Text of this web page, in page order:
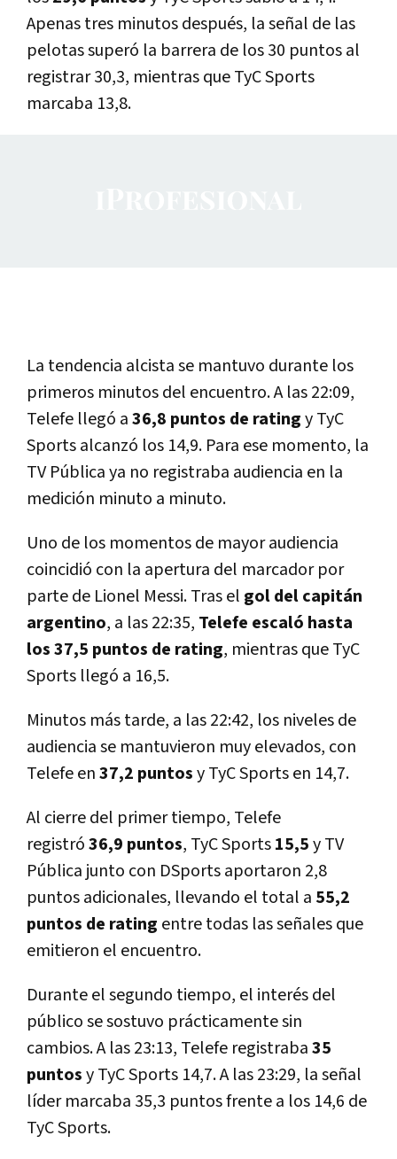
Apenas tres minutos después, la señal de las
pelotas superó la barrera de los 30 puntos al
registrar 30,3, mientras que TyC Sports
marcaba 13,8.
La tendencia alcista se mantuvo durante los
primeros minutos del encuentro. A las 22:09,
Telefe llegó a36,8 puntos de ratingy TyC
Sports alcanzó los 14,9. Para ese momento, la
TV Pública ya no registraba audiencia en la
medición minuto a minuto.
Uno de los momentos de mayor audiencia
coincidió con la apertura del marcador por
parte de Lionel Messi. Tras el gol del capitán
argentino, a las 22:35, Telefe escaló hasta
los 37,5 puntos de rating, mientras que TyC
Sports llegó a 16,5.
Minutos más tarde, a las 22:42, los niveles de
audiencia se mantuvieron muy elevados, con
Telefe en37,2 puntosy TyC Sports en 14,7.
Al cierre del primer tiempo, Telefe
registró36,9 puntos, TyC Sports15,5y TV
Pública junto con DSports aportaron 2,8
puntos adicionales, llevando el total a 55,2
puntos de rating entre todas las señales que
emitieron el encuentro.
Durante el segundo tiempo, el interés del
público se sostuvo prácticamente sin
cambios. A las 23:13, Telefe registraba35
puntosy TyC Sports 14,7. A las 23:29, la señal
líder marcaba 35,3 puntos frente a los 14,6 de
TyC Sports.